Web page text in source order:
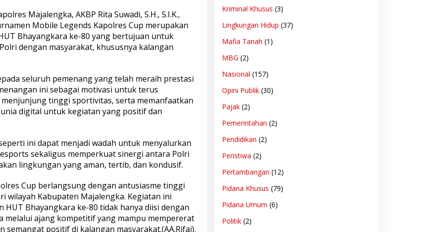
Majalengka, AKBP Rita Suwadi, S.H., S.I.K.,
Mobile Legends Kapolres Cup merupakan
Bhayangkara ke-80 yang bertujuan untuk
dengan masyarakat, khususnya kalangan
seluruh pemenang yang telah meraih prestasi
ini sebagai motivasi untuk terus
tinggi sportivitas, serta memanfaatkan
digital untuk kegiatan yang positif dan
ini dapat menjadi wadah untuk menyalurkan
sekaligus memperkuat sinergi antara Polri
lingkungan yang aman, tertib, dan kondusif.
Cup berlangsung dengan antusiasme tinggi
wilayah Kabupaten Majalengka. Kegiatan ini
Bhayangkara ke-80 tidak hanya diisi dengan
melalui ajang kompetitif yang mampu mempererat
semangat positif di kalangan masyarakat.(AA.Rifai).
Kriminal Khusus (3)
Lingkungan Hidup (37)
Mafia Tanah (1)
MBG (2)
Nasional (157)
Opini Publik(30)
Pajak(2)
Pemerintahan (2)
Pendidikan (2)
Peristiwa (2)
Pertambangan (12)
Pidana Khusus (79)
Pidana Umum (6)
Politik(2)